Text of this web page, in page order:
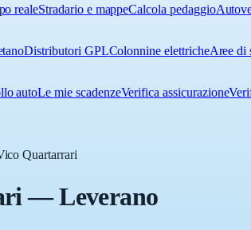
realeStradario e mappeCalcola pedaggio
Distributori GPLColonnine elettricheAree di
autoLe mie scadenzeVerifica assicurazione
Quartarrari
—Leverano